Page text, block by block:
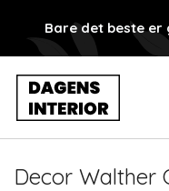
Bare det beste er
Decor Walther